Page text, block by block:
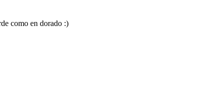
como en dorado :)